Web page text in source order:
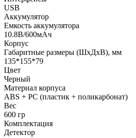
USB
Аккумулятор
Емкость аккумулятора
10.8В/600мАч
Корпус
Габаритные размеры (ШхДхВ), мм
135*155*79
Цвет
Черный
Материал корпуса
ABS + PC (пластик + поликарбонат)
Вес
600 гр
Комплектация
Детектор